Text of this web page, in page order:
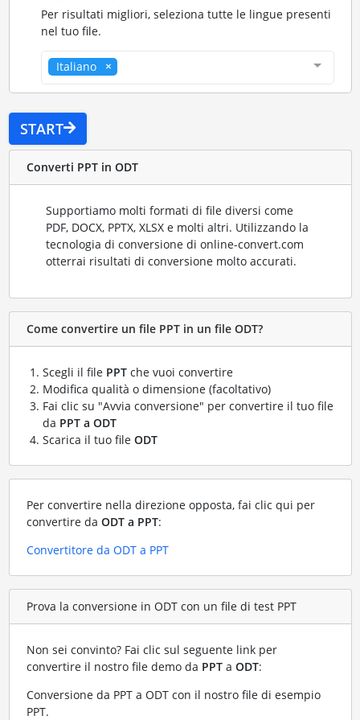
Per risultati migliori, seleziona tutte le lingue presenti
nel tuo file.
Italiano
START
Converti PPT in ODT
Supportiamo molti formati di file diversi come
PDF, DOCX, PPTX, XLSX e molti altri. Utilizzando la
tecnologia di conversione di online-convert.com
otterrai risultati di conversione molto accurati.
Come convertire un file PPT in un file ODT?
Scegli il file PPTche vuoi convertire
Modifica qualità o dimensione (facoltativo)
Fai clic su "Avvia conversione" per convertire il tuo file
da PPT a ODT
Scarica il tuo file ODT
Per convertire nella direzione opposta, fai clic qui per
convertire da ODT a PPT:
Convertitore da ODT a PPT
Prova la conversione in ODT con un file di test PPT
Non sei convinto? Fai clic sul seguente link per
convertire il nostro file demo da PPTa ODT:
Conversione da PPT a ODT con il nostro file di esempio
PPT.